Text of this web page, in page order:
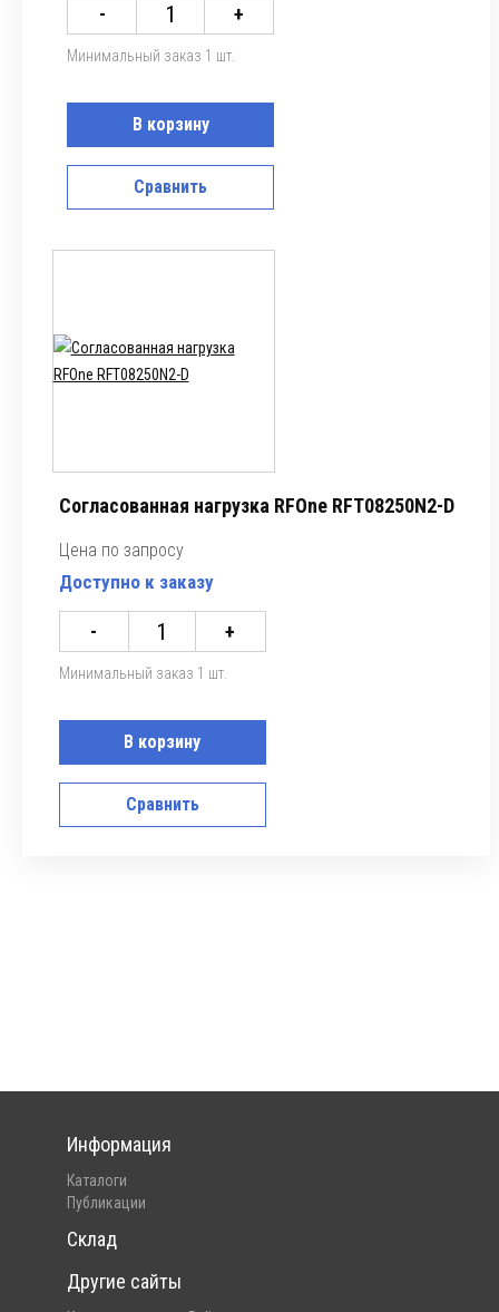
- +
Минимальный заказ 1 шт.
В корзину
Сравнить
Согласованная нагрузка RFOne RFT08250N2-D
Цена по запросу
Доступно к заказу
- +
Минимальный заказ 1 шт.
В корзину
Сравнить
Информация
Каталоги
Публикации
Склад
Другие сайты